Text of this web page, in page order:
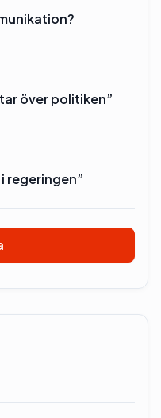
över politiken”
regeringen”